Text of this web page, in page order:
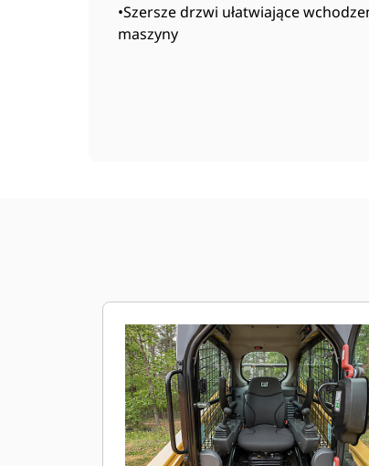
•Szersze drzwi ułatwiające
maszyny